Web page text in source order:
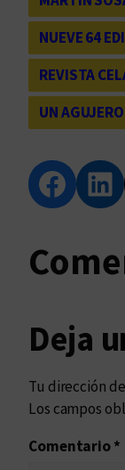
NUEVE 64
REVISTA
UN
Compartir en Facebook Compartir en LinkedIn
Deja
Tu dirección
Los campos
Comentario*